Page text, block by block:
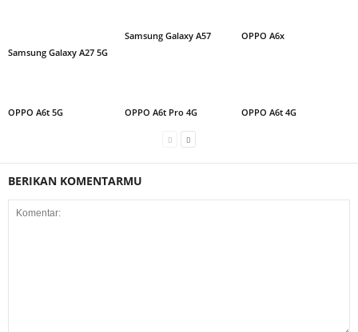
Samsung Galaxy A27 5G
Samsung Galaxy A57 OPPO A6x
OPPO A6t 5G OPPO A6t Pro 4G OPPO A6t 4G
BERIKAN KOMENTARMU